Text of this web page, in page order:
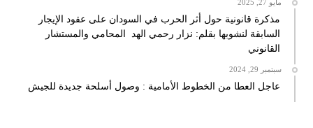
مايو 27, 2025
مذكرة قانونية حول أثر الحرب في السودان على عقود الإيجار
السابقة لنشوبها بقلم: نزار رحمي الهد المحامي والمستشار
القانوني
سبتمبر 29, 2024
عاجل العطا من الخطوط الأمامية : وصول أسلحة جديدة للجيش